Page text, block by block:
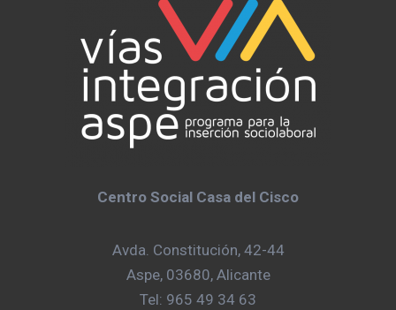
Centro Social Casa del Cisco
Avda. Constitución, 42-44
Aspe, 03680, Alicante
Tel: 965 49 34 63